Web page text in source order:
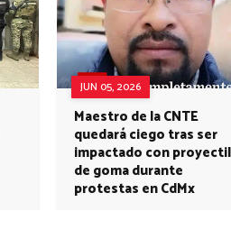
JUN 05, 2026
Maestro de la CNTE
quedará ciego tras ser
impactado con proyectil
de goma durante
protestas en CdMx